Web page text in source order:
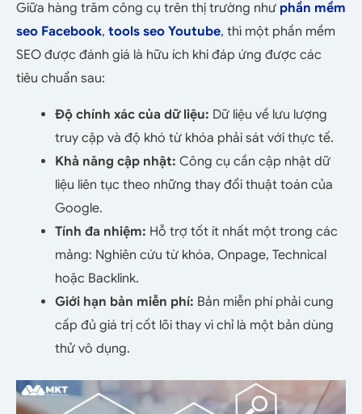
Giữa hàng trăm công cụ trên thị trường như phần mềm
seo Facebook, tools seo Youtube, thì một phần mềm
SEO được đánh giá là hữu ích khi đáp ứng được các
tiêu chuẩn sau:
Độ chính xác của dữ liệu: Dữ liệu về lưu lượng
truy cập và độ khó từ khóa phải sát với thực tế.
Khả năng cập nhật: Công cụ cần cập nhật dữ
liệu liên tục theo những thay đổi thuật toán của
Google.
Tính đa nhiệm: Hỗ trợ tốt ít nhất một trong các
mảng: Nghiên cứu từ khóa, Onpage, Technical
hoặc Backlink.
Giới hạn bản miễn phí: Bản miễn phí phải cung
cấp đủ giá trị cốt lõi thay vì chỉ là một bản dùng
thử vô dụng.